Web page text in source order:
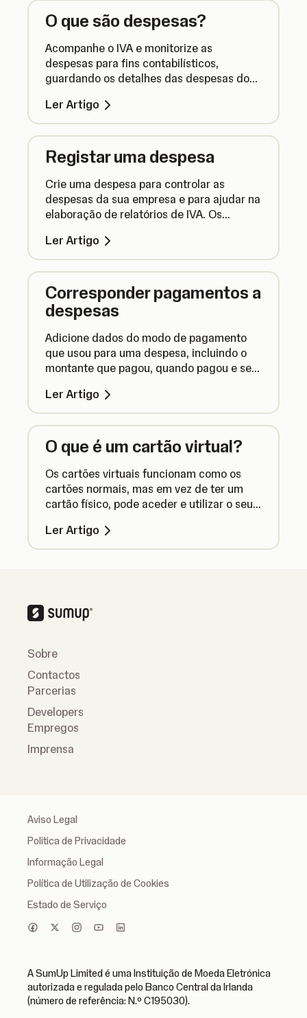
O que são despesas?
Acompanhe o IVA e monitorize as
despesas para fins contabilísticos,
guardando os detalhes das despesas do
local.
Ler Artigo
Registar uma despesa
Crie uma despesa para controlar as
despesas da sua empresa e para ajudar na
elaboração de relatórios de IVA. Os
Comercial são adicionados
automaticamente.
Ler Artigo
Corresponder pagamentos a
despesas
Adicione dados do modo de pagamento
que usou para uma despesa, incluindo o
montante que pagou, quando pagou e se o
pagamentos.
Ler Artigo
O que é um cartão virtual?
Os cartões virtuais funcionam como os
cartões normais, mas em vez de ter um
cartão físico, pode aceder e utilizar o seu
Ler Artigo
Sobre
Contactos
Parcerias
Developers
Empregos
Imprensa
Aviso Legal
Politica de Privacidade
Informação Legal
Política de Utilização de Cookies
Estado de Serviço
A SumUp Limited é uma Instituição de Moeda Eletrónica
autorizada e regulada pelo Banco Central da Irlanda
(número de referência: N.º C195030).